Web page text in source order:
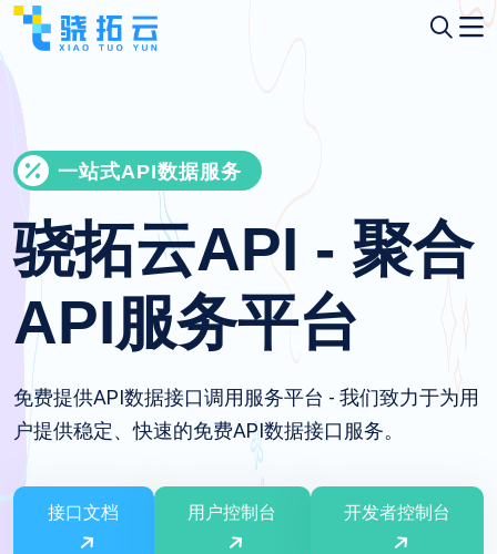
一站式API数据服务
骁拓云API - 聚合
API服务平台
免费提供API数据接口调用服务平台 - 我们致力于为用
户提供稳定、快速的免费API数据接口服务。
接口文档 用户控制台 开发者控制台